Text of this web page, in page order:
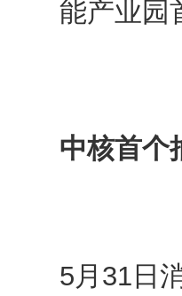
能产业园
中核首个
5月31日